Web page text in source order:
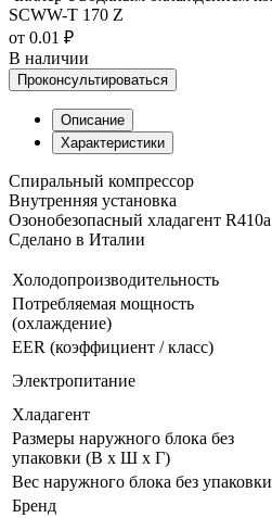
SCWW-T 170 Z
от 0.01 ₽
В наличии
Проконсультироваться
Описание
Характеристики
Спиральный компрессор
Внутренняя установка
Озонобезопасный хладагент R410a
Сделано в Италии
Холодопроизводительность
Потребляемая мощность
(охлаждение)
EER (коэффициент / класс)
Электропитание
Хладагент
Размеры наружного блока без
упаковки (В х Ш х Г)
Вес наружного блока без упаковки
Бренд